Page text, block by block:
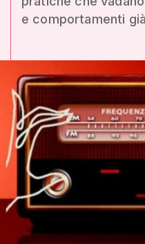
e comportamenti